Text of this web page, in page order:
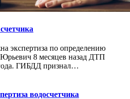
экспертиза по определению
8 месяцев назад ДТП
ГИБДД признал…
водосчетчика